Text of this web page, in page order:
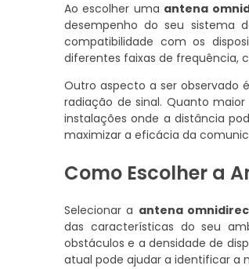
Ao escolher uma antena
desempenho do seu sistema
compatibilidade com os
diferentes faixas de frequência,
Outro aspecto a ser observado
radiação de sinal. Quanto
instalações onde a distância
maximizar a eficácia da
Como Escolher a
Selecionar a antena
das características do seu
obstáculos e a densidade de
atual pode ajudar a identificar a